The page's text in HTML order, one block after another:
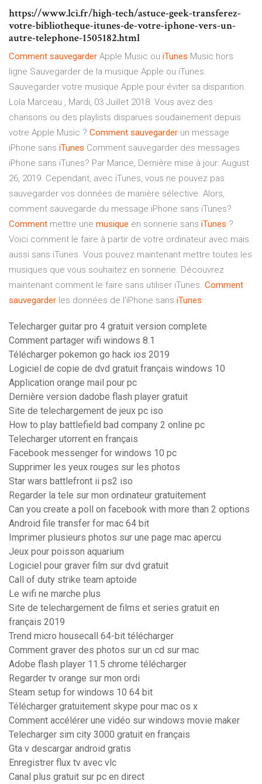
https://www.lci.fr/high-tech/astuce-geek-transferez-
votre-bibliotheque-itunes-de-votre-iphone-vers-un-
autre-telephone-1505182.html
Comment sauvegarder Apple Music ou iTunes Music hors
ligne Sauvegarder de la musique Apple ou iTunes.
Sauvegarder votre musique Apple pour éviter sa disparition.
Lola Marceau , Mardi, 03 Juillet 2018. Vous avez des
chansons ou des playlists disparues soudainement depuis
votre Apple Music ? Comment sauvegarder un message
iPhone sans iTunes Comment sauvegarder des messages
iPhone sans iTunes? Par Marice, Dernière mise à jour: August
26, 2019. Cependant, avec iTunes, vous ne pouvez pas
sauvegarder vos données de manière sélective. Alors,
comment sauvegarde du message iPhone sans iTunes?
Comment mettre une musique en sonnerie sans iTunes ?
Voici comment le faire à partir de votre ordinateur avec mais
aussi sans iTunes. Vous pouvez maintenant mettre toutes les
musiques que vous souhaitez en sonnerie. Découvrez
maintenant comment le faire sans utiliser iTunes. Comment
sauvegarder les données de l'iPhone sans iTunes
Telecharger guitar pro 4 gratuit version complete
Comment partager wifi windows 8.1
Télécharger pokemon go hack ios 2019
Logiciel de copie de dvd gratuit français windows 10
Application orange mail pour pc
Dernière version dadobe flash player gratuit
Site de telechargement de jeux pc iso
How to play battlefield bad company 2 online pc
Telecharger utorrent en français
Facebook messenger for windows 10 pc
Supprimer les yeux rouges sur les photos
Star wars battlefront ii ps2 iso
Regarder la tele sur mon ordinateur gratuitement
Can you create a poll on facebook with more than 2 options
Android file transfer for mac 64 bit
Imprimer plusieurs photos sur une page mac apercu
Jeux pour poisson aquarium
Logiciel pour graver film sur dvd gratuit
Call of duty strike team aptoide
Le wifi ne marche plus
Site de telechargement de films et series gratuit en
français 2019
Trend micro housecall 64-bit télécharger
Comment graver des photos sur un cd sur mac
Adobe flash player 11.5 chrome télécharger
Regarder tv orange sur mon ordi
Steam setup for windows 10 64 bit
Télécharger gratuitement skype pour mac os x
Comment accélérer une vidéo sur windows movie maker
Telecharger sim city 3000 gratuit en français
Gta v descargar android gratis
Enregistrer flux tv avec vlc
Canal plus gratuit sur pc en direct